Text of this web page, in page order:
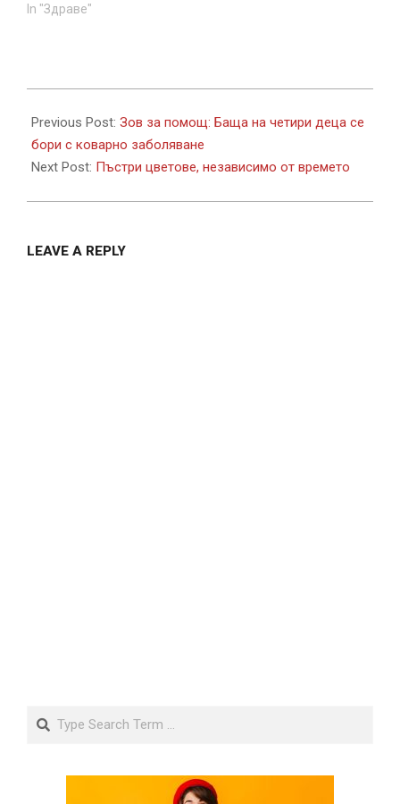
In "Здраве"
05-
26
Previous Post: Зов за помощ: Баща на четири деца се
бори с коварно заболяване
Next Post: Пъстри цветове, независимо от времето
LEAVE A REPLY
Search